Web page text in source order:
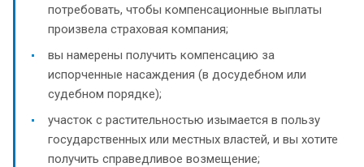
потребовать, чтобы компенсационные выплаты
произвела страховая компания;
вы намерены получить компенсацию за
испорченные насаждения (в досудебном или
судебном порядке);
участок с растительностью изымается в пользу
государственных или местных властей, и вы хотите
получить справедливое возмещение;